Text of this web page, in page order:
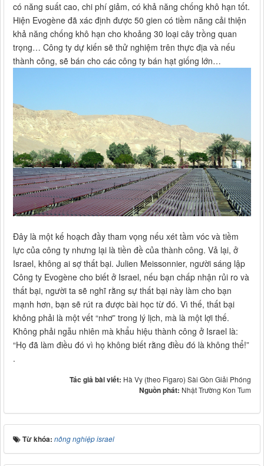
có năng suất cao, chi phí giảm, có khả năng chống khô hạn tốt.
Hiện Evogène đã xác định được 50 gien có tiềm năng cải thiện
khả năng chống khô hạn cho khoảng 30 loại cây trồng quan
trọng… Công ty dự kiến sẽ thử nghiệm trên thực địa và nếu
thành công, sẽ bán cho các công ty bán hạt giống lớn…
Đây là một kế hoạch đầy tham vọng nếu xét tầm vóc và tiềm
lực của công ty nhưng lại là tiền đề của thành công. Vả lại, ở
Israel, không ai sợ thất bại. Julien Meissonnier, người sáng lập
Công ty Evogène cho biết ở Israel, nếu bạn chấp nhận rủi ro và
thất bại, người ta sẽ nghĩ rằng sự thất bại này làm cho bạn
mạnh hơn, bạn sẽ rút ra được bài học từ đó. Vì thế, thất bại
không phải là một vết “nhơ” trong lý lịch, mà là một lợi thế.
Không phải ngẫu nhiên mà khẩu hiệu thành công ở Israel là:
“Họ đã làm điều đó vì họ không biết rằng điều đó là không thể!”
.
Tác giả bài viết: Hà Vy (theo Figaro) Sài Gòn Giải Phóng
Nguồn phát: Nhật Trường Kon Tum
Từ khóa: nông nghiệp israel